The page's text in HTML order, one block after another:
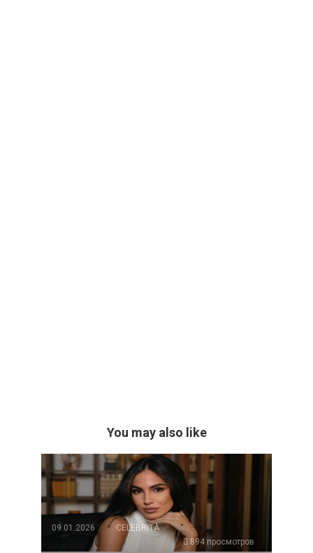
You may also like
09.01.2026
CELEBRITÀ
894 просмотров